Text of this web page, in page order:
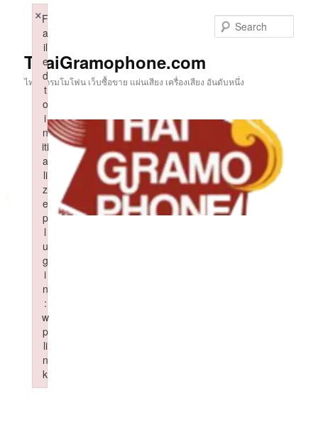
ThaiGramophone.com
ไทยแกรมโมโฟน เว็บซื้อขาย แผ่นเสียง เครื่องเสียง อันดับหนึ่ง
F
a
il
e
d
t
o
i
n
iti
a
li
z
e
p
l
u
g
i
n
:
w
p
li
n
k
×
Failed to initialize plugin: wplink